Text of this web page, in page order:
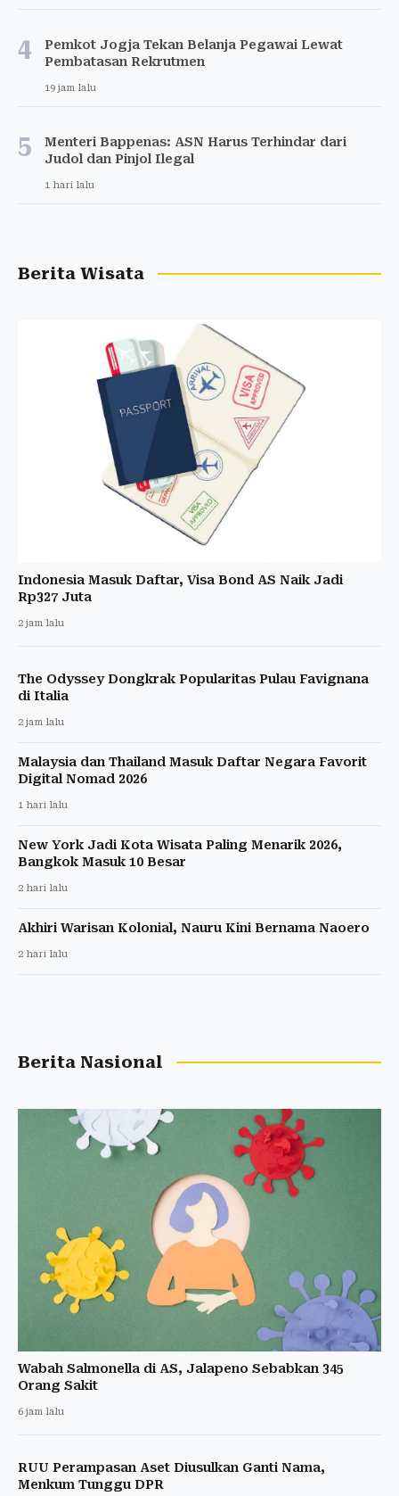
4
Pemkot Jogja Tekan Belanja Pegawai Lewat
Pembatasan Rekrutmen
19 jam lalu
5
Menteri Bappenas: ASN Harus Terhindar dari
Judol dan Pinjol Ilegal
1 hari lalu
Berita Wisata
Indonesia Masuk Daftar, Visa Bond AS Naik Jadi
Rp327 Juta
2 jam lalu
The Odyssey Dongkrak Popularitas Pulau Favignana
di Italia
2 jam lalu
Malaysia dan Thailand Masuk Daftar Negara Favorit
Digital Nomad 2026
1 hari lalu
New York Jadi Kota Wisata Paling Menarik 2026,
Bangkok Masuk 10 Besar
2 hari lalu
Akhiri Warisan Kolonial, Nauru Kini Bernama Naoero
2 hari lalu
Berita Nasional
Wabah Salmonella di AS, Jalapeno Sebabkan 345
Orang Sakit
6 jam lalu
RUU Perampasan Aset Diusulkan Ganti Nama,
Menkum Tunggu DPR